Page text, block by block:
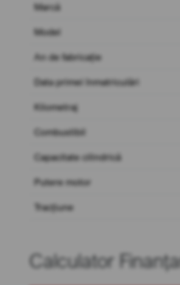
Marcă
Model
An de fabricație
Data primei înmatriculări
Kilometraj
Combustibil
Capacitate cilindrică
Putere motor
Tracțiune
Calculator